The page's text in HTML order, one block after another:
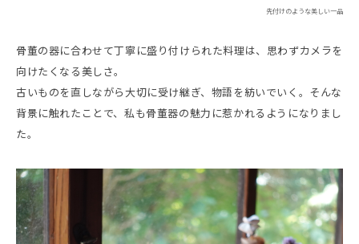
先付けのような美しい一品
骨董の器に合わせて丁寧に盛り付けられた料理は、思わずカメラを
向けたくなる美しさ。
古いものを直しながら大切に受け継ぎ、物語を紡いでいく。そんな
背景に触れたことで、私も骨董器の魅力に惹かれるようになりまし
た。